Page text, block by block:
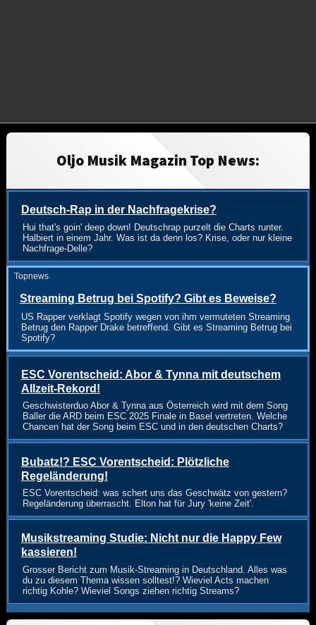
Oljo Musik Magazin Top News:
Deutsch-Rap in der Nachfragekrise?
Hui that's goin' deep down! Deutschrap purzelt die Charts runter.
Halbiert in einem Jahr. Was ist da denn los? Krise, oder nur kleine
Nachfrage-Delle?
Topnews
Streaming Betrug bei Spotify? Gibt es Beweise?
US Rapper verklagt Spotify wegen von ihm vermuteten Streaming
Betrug den Rapper Drake betreffend. Gibt es Streaming Betrug bei
Spotify?
ESC Vorentscheid: Abor & Tynna mit deutschem
Allzeit-Rekord!
Geschwisterduo Abor & Tynna aus Österreich wird mit dem Song
Baller die ARD beim ESC 2025 Finale in Basel vertreten. Welche
Chancen hat der Song beim ESC und in den deutschen Charts?
Bubatz!? ESC Vorentscheid: Plötzliche
Regeländerung!
ESC Vorentscheid: was schert uns das Geschwätz von gestern?
Regeländerung überrascht. Elton hat für Jury 'keine Zeit'.
Musikstreaming Studie: Nicht nur die Happy Few
kassieren!
Grosser Bericht zum Musik-Streaming in Deutschland. Alles was
du zu diesem Thema wissen solltest!? Wieviel Acts machen
richtig Kohle? Wieviel Songs ziehen richtig Streams?